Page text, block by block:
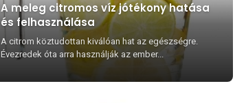
A meleg citromos víz jótékony hatása
és felhasználása
A citrom köztudottan kiválóan hat az egészségre.
Évezredek óta arra használják az ember...